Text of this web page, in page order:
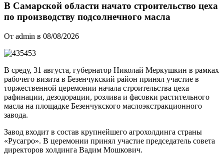
В Самарской области начато строительство цеха
по производству подсолнечного масла
От admin в 08/08/2026
В среду, 31 августа, губернатор Николай Меркушкин в рамках
рабочего визита в Безенчукский район принял участие в
торжественной церемонии начала строительства цеха
рафинации, дезодорации, розлива и фасовки растительного
масла на площадке Безенчукского маслоэкстракционного
завода.
Завод входит в состав крупнейшего агрохолдинга страны
«Русагро». В церемонии принял участие председатель совета
директоров холдинга Вадим Мошкович.